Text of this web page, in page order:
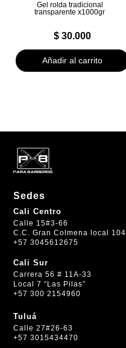
Gel rolda tradicional
transparente x1000gr
$30.000
Añadir al carrito
Sedes
Cali Centro
Calle 15#3-66
C.C. Gran Colmena local 104
+57 3045612675
Cali Sur
Carrera 56 # 11A-33
Local 7 “Las Pilas”
+57 300 2154960
Tuluá
Calle 27#26-63
+57 3015434470